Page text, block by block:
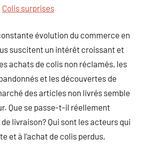
Colis surprises
évolution du commerce en
suscitent un intérêt croissant et
achats de colis non réclamés, les
et les découvertes de
des articles non livrés semble
Que se passe-t-il réellement
livraison? Qui sont les acteurs qui
et à l’achat de colis perdus,